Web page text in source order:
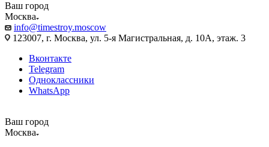
Ваш город
Москва
info@timestroy.moscow
123007, г. Москва, ул. 5-я Магистральная, д. 10А, этаж. 3
Вконтакте
Telegram
Одноклассники
WhatsApp
Ваш город
Москва